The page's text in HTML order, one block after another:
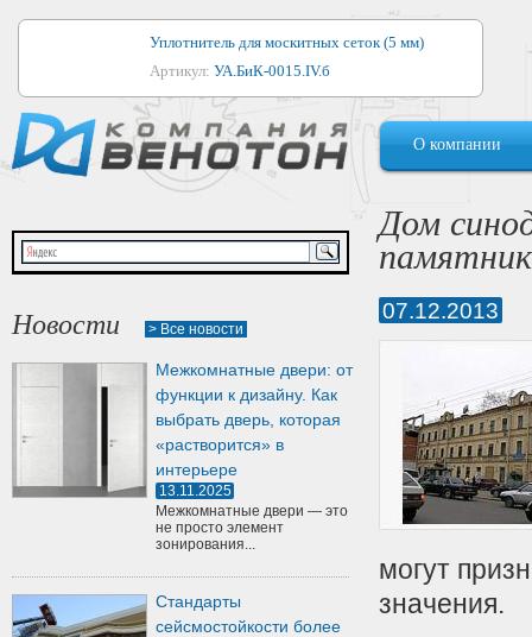
Уплотнитель для москитных сеток (5 мм)
Артикул: УА.БиК-0015.IV.б
Уплотнитель для алюминиевых окон
Артикул:1044
Уплотнитель для деревянных окон
Артикул:УМ.БиК-0062.IV.б
Уплотнитель лоджиевый для (4, 5, 6 мм)
Артикул:
О компании
Новости > Все новости
Межкомнатные двери: от
функции к дизайну. Как
выбрать дверь, которая
«растворится» в
интерьере
13.11.2025
Межкомнатные двери — это
не просто элемент
зонирования...
Стандарты
сейсмостойкости более
Дом
07.12.2013
могут
значения.